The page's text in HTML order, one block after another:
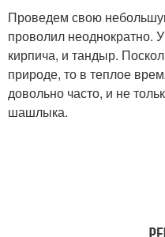
Проведем свою
проволил неоднократно.
кирпича, и тандыр.
природе, то в теплое
довольно часто, и не
шашлыка.